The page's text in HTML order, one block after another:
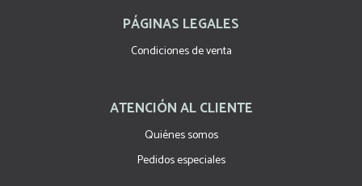
PÁGINAS LEGALES
Condiciones de venta
ATENCIÓN AL CLIENTE
Quiénes somos
Pedidos especiales